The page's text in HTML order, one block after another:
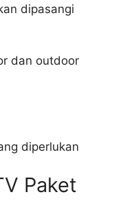
dipasangi
dan outdoor
diperlukan
Paket